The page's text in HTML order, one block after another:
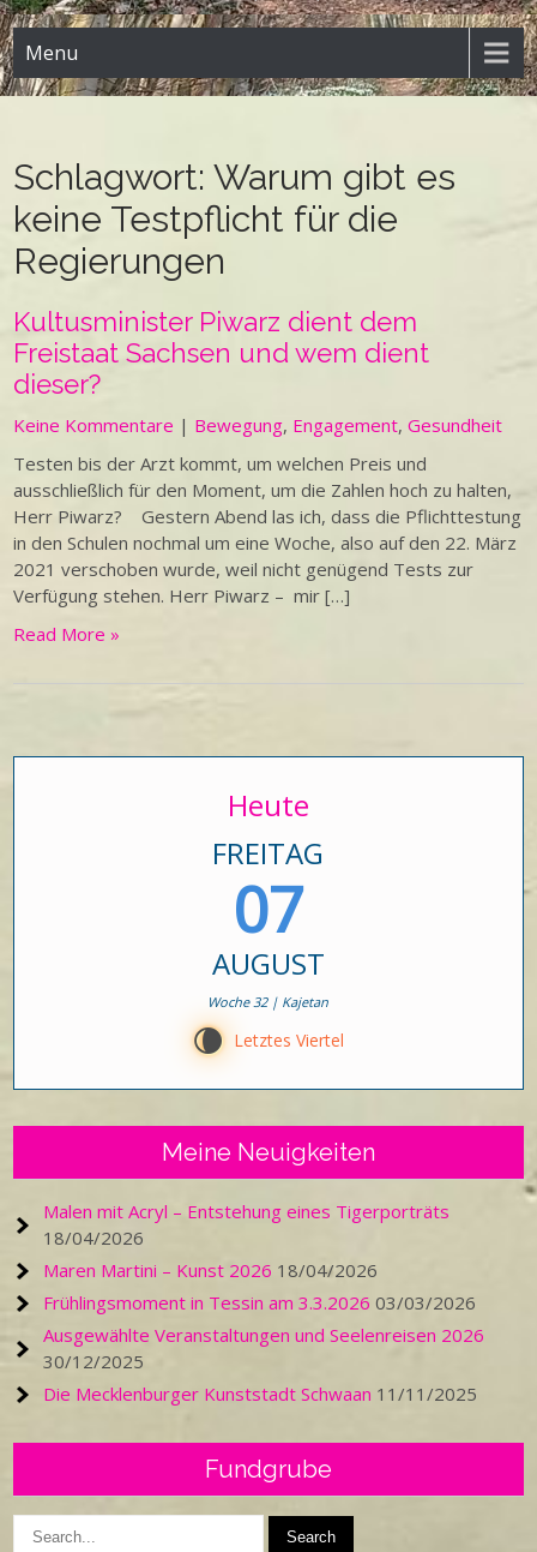
Menu
Schlagwort:Warum gibt es
keine Testpflicht für die
Regierungen
Kultusminister Piwarz dient dem
Freistaat Sachsen und wem dient
dieser?
Keine Kommentare | Bewegung, Engagement,Gesundheit
Testen bis der Arzt kommt, um welchen Preis und
ausschließlich für den Moment, um die Zahlen hoch zu halten,
Herr Piwarz? Gestern Abend las ich, dass die Pflichttestung
in den Schulen nochmal um eine Woche, also auf den 22. März
2021 verschoben wurde, weil nicht genügend Tests zur
Verfügung stehen. Herr Piwarz – mir […]
Read More »
Heute
FREITAG
07
AUGUST
Woche 32 | Kajetan
V Letztes Viertel
Meine Neuigkeiten
Malen mit Acryl – Entstehung eines Tigerporträts
18/04/2026
Maren Martini – Kunst 2026 18/04/2026
Frühlingsmoment in Tessin am 3.3.2026 03/03/2026
Ausgewählte Veranstaltungen und Seelenreisen 2026
30/12/2025
Die Mecklenburger Kunststadt Schwaan 11/11/2025
Fundgrube